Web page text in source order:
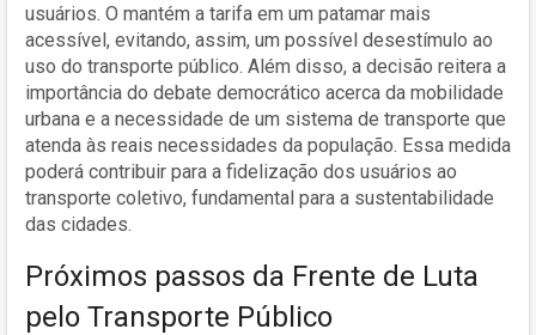
usuários. O mantém a tarifa em um patamar mais
acessível, evitando, assim, um possível desestímulo ao
uso do transporte público. Além disso, a decisão reitera a
importância do debate democrático acerca da mobilidade
urbana e a necessidade de um sistema de transporte que
atenda às reais necessidades da população. Essa medida
poderá contribuir para a fidelização dos usuários ao
transporte coletivo, fundamental para a sustentabilidade
das cidades.
Próximos passos da Frente de Luta
pelo Transporte Público